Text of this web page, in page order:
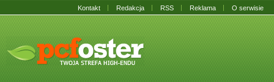
Kontakt Redakcja RSS Reklama O serwisie